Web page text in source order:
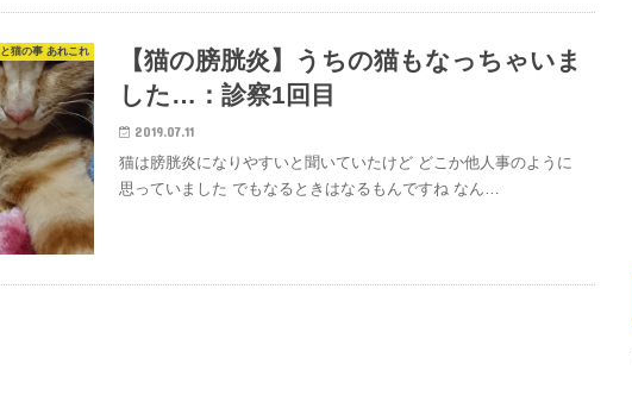
猫の事 あれこれ
【猫の膀胱炎】うちの猫もなっちゃいま
した…：診察1回目
2019.07.11
猫は膀胱炎になりやすいと聞いていたけど どこか他人事のように
思っていました でもなるときはなるもんですね なん…